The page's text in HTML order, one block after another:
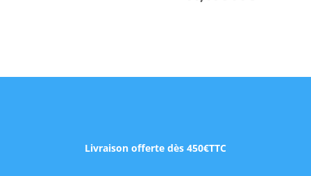
Livraison offerte dès 450€TTC